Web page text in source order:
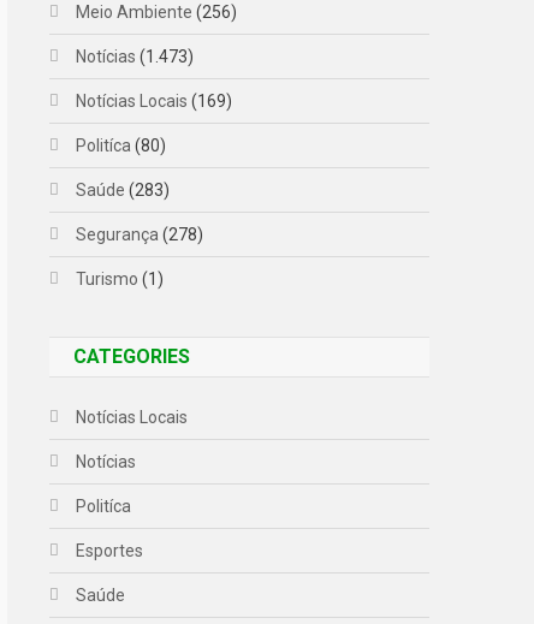
Meio Ambiente (256)
Notícias (1.473)
Notícias Locais (169)
Politíca (80)
Saúde (283)
Segurança (278)
Turismo (1)
CATEGORIES
Notícias Locais
Notícias
Politíca
Esportes
Saúde